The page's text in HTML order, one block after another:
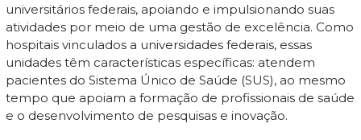
universitários federais, apoiando e impulsionando suas
atividades por meio de uma gestão de excelência. Como
hospitais vinculados a universidades federais, essas
unidades têm características específicas: atendem
pacientes do Sistema Único de Saúde (SUS), ao mesmo
tempo que apoiam a formação de profissionais de saúde
e o desenvolvimento de pesquisas e inovação.